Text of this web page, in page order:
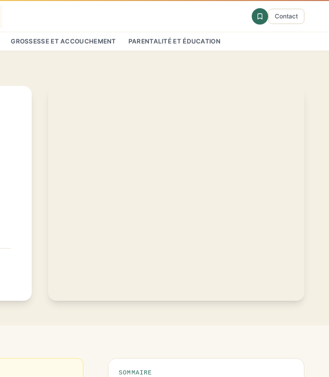
Contact
GROSSESSE ET ACCOUCHEMENT PARENTALITÉ ET ÉDUCATION
SOMMAIRE